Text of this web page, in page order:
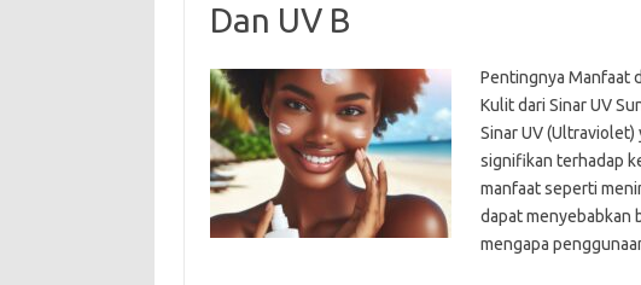
Dan UV B
Pentingnya Manfaat
Kulit dari Sinar UV
Sinar UV
signifikan terhadap
manfaat seperti
dapat menyebabkan
mengapa